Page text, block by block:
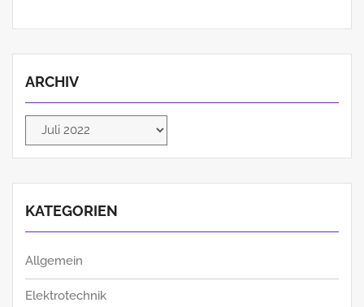
ARCHIV
Archiv
KATEGORIEN
Allgemein
Elektrotechnik